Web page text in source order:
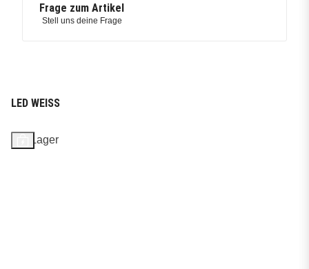
Frage zum Artikel
Stell uns deine Frage
LED WEISS
Auf Lager